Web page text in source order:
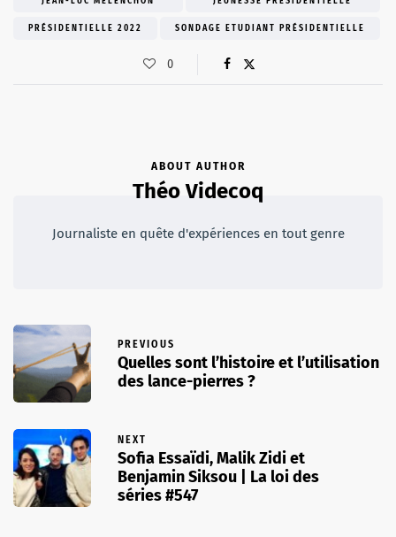
PRÉSIDENTIELLE 2022 SONDAGE ETUDIANT PRÉSIDENTIELLE
0
ABOUT AUTHOR
Théo Videcoq
Journaliste en quête d'expériences en tout genre
PREVIOUS
Quelles sont l’histoire et l’utilisation
des lance-pierres ?
NEXT
Sofia Essaïdi, Malik Zidi et
Benjamin Siksou | La loi des
séries #547